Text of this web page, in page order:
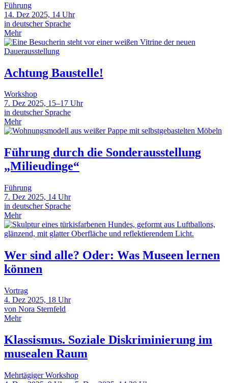
Führung
14. Dez 2025, 14 Uhr
in deutscher Sprache
Mehr
Achtung Baustelle!
Workshop
7. Dez 2025, 15–17 Uhr
in deutscher Sprache
Mehr
Führung durch die Sonderausstellung
„Milieudinge“
Führung
7. Dez 2025, 14 Uhr
in deutscher Sprache
Mehr
Wer sind alle? Oder: Was Museen lernen
können
Vortrag
4. Dez 2025, 18 Uhr
von Nora Sternfeld
Mehr
Klassismus. Soziale Diskriminierung im
musealen Raum
Mehrtägiger Workshop